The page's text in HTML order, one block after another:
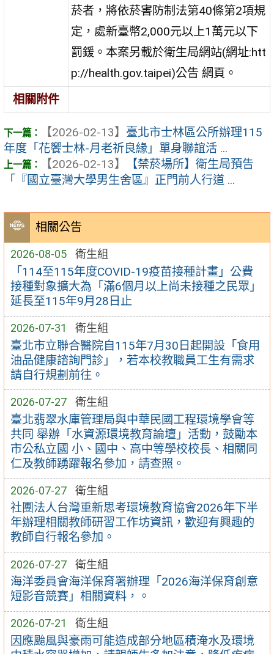
相關公告
2026-08-05 衛生組
「114至115年度COVID-19疫苗接種計畫」公費
接種對象擴大為「滿6個月以上尚未接種之民眾」
延長至115年9月28日止
2026-07-31 衛生組
臺北市立聯合醫院自115年7月30日起開設「食用
油品健康諮詢門診」，若本校教職員工生有需求
請自行規劃前往。
2026-07-27 衛生組
臺北翡翠水庫管理局與中華民國工程環境學會等
共同 舉辦「水資源環境教育論壇」活動，鼓勵本
市公私立國 小、國中、高中等學校校長、相關同
仁及教師踴躍報名參加，請查照。
2026-07-27 衛生組
社團法人台灣重新思考環境教育協會2026年下半
年辦理相關教師研習工作坊資訊，歡迎有興趣的
教師自行報名參加。
2026-07-27 衛生組
海洋委員會海洋保育署辦理「2026海洋保育創意
短影音競賽」相關資料，。
2026-07-21 衛生組
因應颱風與豪雨可能造成部分地區積淹水及環境
菸者，將依菸害防制法第40條第2項規
定，處新臺幣2,000元以上1萬元以下
罰鍰。本案另載於衛生局網站(網址:htt
p://health.gov.taipei)公告 網頁。
相關附件
【2026-02-13】 臺北市士林區公所辦理115
年度「花饗士林-月老祈良緣」單身聯誼活 ...
【2026-02-13】
【禁菸場所】衛生局預告
「『國立臺灣大學男生舍區』正門前人行道 ...